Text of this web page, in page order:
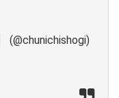
(@chunichishogi)